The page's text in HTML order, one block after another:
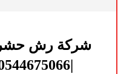
شركة رش
|0544675066| رش ميبدات